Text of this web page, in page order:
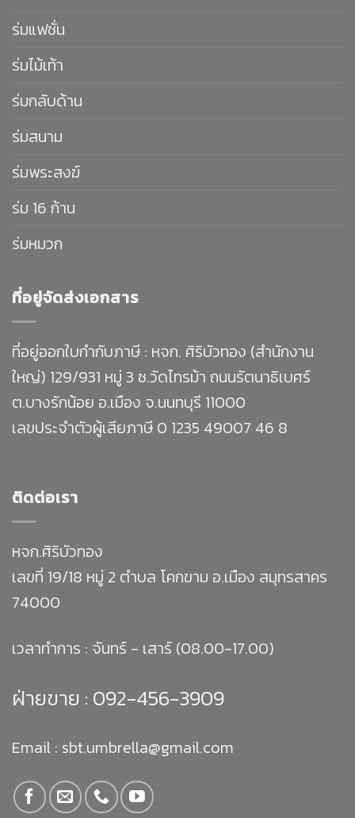
ร่มแฟชั่น
ร่มไม้เท้า
ร่มกลับด้าน
ร่มสนาม
ร่มพระสงฆ์
ร่ม 16 ก้าน
ร่มหมวก
ที่อยู่จัดส่งเอกสาร
ที่อยู่ออกใบกำกับภาษี : หจก. ศิริบัวทอง (สำนักงาน
ใหญ่) 129/931 หมู่ 3 ซ.วัดไทรม้า ถนนรัตนาธิเบศร์
ต.บางรักน้อย อ.เมือง จ.นนทบุรี 11000
เลขประจำตัวผู้เสียภาษี 0 1235 49007 46 8
ติดต่อเรา
หจก.ศิริบัวทอง
เลขที่ 19/18 หมู่ 2 ตำบล โคกขาม อ.เมือง สมุทรสาคร
74000
เวลาทำการ : จันทร์ - เสาร์ (08.00-17.00)
ฝ่ายขาย : 092-456-3909
Email : sbt.umbrella@gmail.com